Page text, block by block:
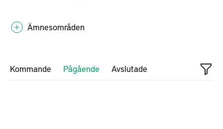
Ämnesområden
Kommande Pågående Avslutade